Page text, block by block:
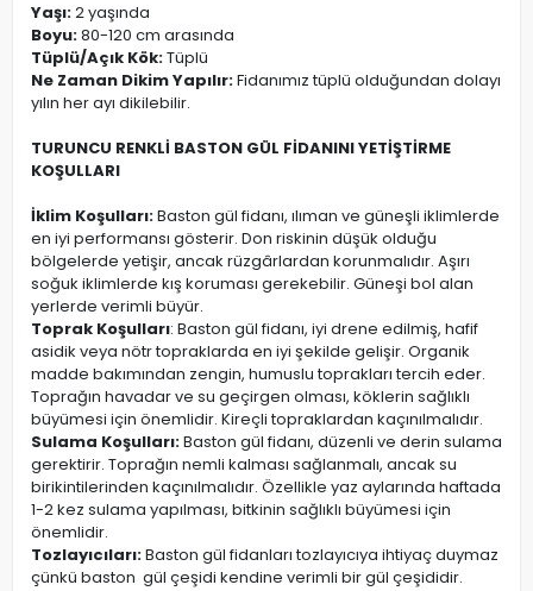
Yaşı:2 yaşında
Boyu:80-120 cm arasında
Tüplü/Açık Kök:Tüplü
Ne Zaman Dikim Yapılır:Fidanımız tüplü olduğundan dolayı
yılın her ayı dikilebilir.
TURUNCU RENKLİ BASTON GÜL FİDANINI YETİŞTİRME
KOŞULLARI
İklim Koşulları:Baston gül fidanı, ılıman ve güneşli iklimlerde
en iyi performansı gösterir. Don riskinin düşük olduğu
bölgelerde yetişir, ancak rüzgârlardan korunmalıdır. Aşırı
soğuk iklimlerde kış koruması gerekebilir. Güneşi bol alan
yerlerde verimli büyür.
Toprak Koşulları: Baston gül fidanı, iyi drene edilmiş, hafif
asidik veya nötr topraklarda en iyi şekilde gelişir. Organik
madde bakımından zengin, humuslu toprakları tercih eder.
Toprağın havadar ve su geçirgen olması, köklerin sağlıklı
büyümesi için önemlidir. Kireçli topraklardan kaçınılmalıdır.
Sulama Koşulları:Baston gül fidanı, düzenli ve derin sulama
gerektirir. Toprağın nemli kalması sağlanmalı, ancak su
birikintilerinden kaçınılmalıdır. Özellikle yaz aylarında haftada
1-2 kez sulama yapılması, bitkinin sağlıklı büyümesi için
önemlidir.
Tozlayıcıları:Baston gül fidanları tozlayıcıya ihtiyaç duymaz
çünkü baston gül çeşidi kendine verimli bir gül çeşididir.